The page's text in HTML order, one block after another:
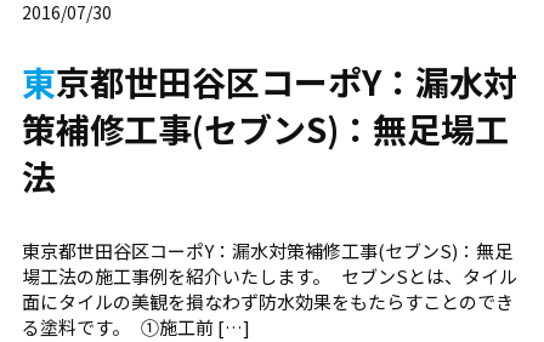
2016/07/30
東京都世田谷区コーポY：漏水対
策補修工事(セブンS)：無足場工
法
東京都世田谷区コーポY：漏水対策補修工事(セブンS)：無足
場工法の施工事例を紹介いたします。 セブンSとは、タイル
面にタイルの美観を損なわず防水効果をもたらすことのでき
る塗料です。 ①施工前 […]